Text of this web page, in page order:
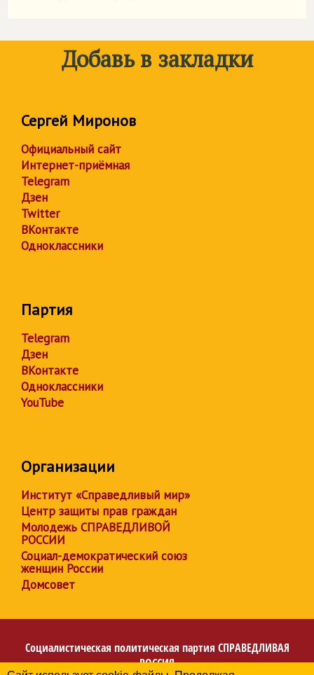
Добавь в закладки
Сергей Миронов
Официальный сайт
Интернет-приёмная
Telegram
Дзен
Twitter
ВКонтакте
Одноклассники
Партия
Telegram
Дзен
ВКонтакте
Одноклассники
YouTube
Организации
Институт «Справедливый мир»
Центр защиты прав граждан
Молодежь СПРАВЕДЛИВОЙ
РОССИИ
Социал-демократический союз
женщин России
Домсовет
Социалистическая политическая партия СПРАВЕДЛИВАЯ
РОССИЯ